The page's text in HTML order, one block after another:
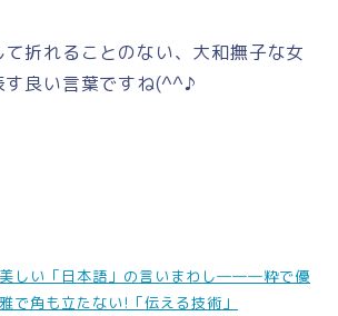
折れることのない、大和撫子な女
良い言葉ですね(^^♪
美しい「日本語」の言いまわし―――粋で優
雅で角も立たない!「伝える技術」